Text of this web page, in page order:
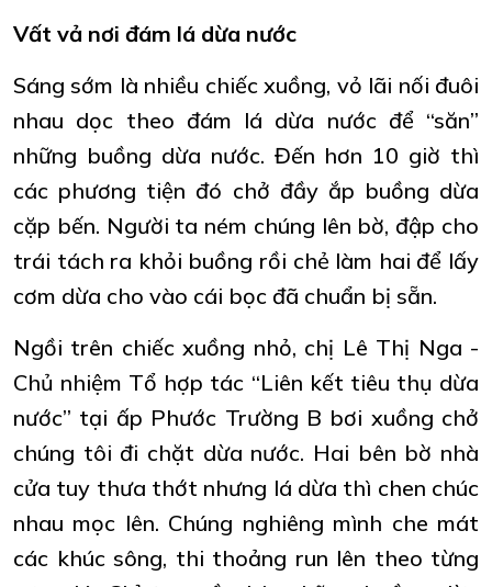
Vất vả nơi đám lá dừa nước
Sáng sớm là nhiều chiếc xuồng, vỏ lãi nối đuôi
nhau dọc theo đám lá dừa nước để “săn”
những buồng dừa nước. Đến hơn 10 giờ thì
các phương tiện đó chở đầy ắp buồng dừa
cặp bến. Người ta ném chúng lên bờ, đập cho
trái tách ra khỏi buồng rồi chẻ làm hai để lấy
cơm dừa cho vào cái bọc đã chuẩn bị sẵn.
Ngồi trên chiếc xuồng nhỏ, chị Lê Thị Nga -
Chủ nhiệm Tổ hợp tác “Liên kết tiêu thụ dừa
nước” tại ấp Phước Trường B bơi xuồng chở
chúng tôi đi chặt dừa nước. Hai bên bờ nhà
cửa tuy thưa thớt nhưng lá dừa thì chen chúc
nhau mọc lên. Chúng nghiêng mình che mát
các khúc sông, thi thoảng run lên theo từng